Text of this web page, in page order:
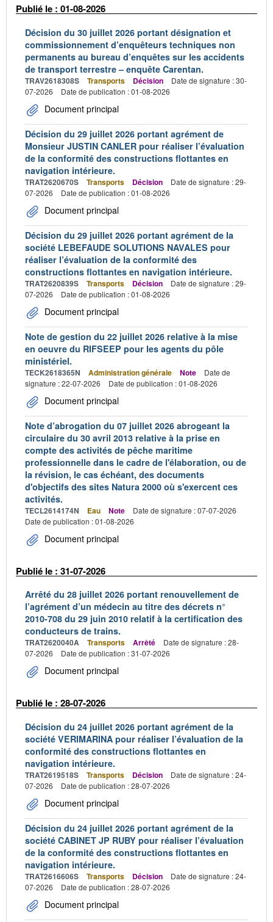
Publié le : 01-08-2026
Décision du 30 juillet 2026 portant désignation et
commissionnement d’enquêteurs techniques non
permanents au bureau d’enquêtes sur les accidents
de transport terrestre – enquête Carentan.
TRAV2618308S Transports Décision
Date de signature : 30-
07-2026
Date de publication : 01-08-2026
Document principal
Décision du 29 juillet 2026 portant agrément de
Monsieur JUSTIN CANLER pour réaliser l’évaluation
de la conformité des constructions flottantes en
navigation intérieure.
TRAT2620670S Transports Décision
Date de signature : 29-
07-2026
Date de publication : 01-08-2026
Document principal
Décision du 29 juillet 2026 portant agrément de la
société LEBEFAUDE SOLUTIONS NAVALES pour
réaliser l’évaluation de la conformité des
constructions flottantes en navigation intérieure.
TRAT2620839S Transports Décision
Date de signature : 29-
07-2026
Date de publication : 01-08-2026
Document principal
Note de gestion du 22 juillet 2026 relative à la mise
en oeuvre du RIFSEEP pour les agents du pôle
ministériel.
TECK2618365N Administration générale Note
Date de
signature : 22-07-2026
Date de publication : 01-08-2026
Document principal
Note d’abrogation du 07 juillet 2026 abrogeant la
circulaire du 30 avril 2013 relative à la prise en
compte des activités de pêche maritime
professionnelle dans le cadre de l'élaboration, ou de
la révision, le cas échéant, des documents
d'objectifs des sites Natura 2000 où s'exercent ces
activités.
TECL2614174N Eau Note
Date de signature : 07-07-2026
Date de publication : 01-08-2026
Document principal
Publié le : 31-07-2026
Arrêté du 28 juillet 2026 portant renouvellement de
l’agrément d’un médecin au titre des décrets n°
2010-708 du 29 juin 2010 relatif à la certification des
conducteurs de trains.
TRAT2620040A Transports Arrêté
Date de signature : 28-
07-2026
Date de publication : 31-07-2026
Document principal
Publié le : 28-07-2026
Décision du 24 juillet 2026 portant agrément de la
société VERIMARINA pour réaliser l’évaluation de la
conformité des constructions flottantes en
navigation intérieure.
TRAT2619518S Transports Décision
Date de signature : 24-
07-2026
Date de publication : 28-07-2026
Document principal
Décision du 24 juillet 2026 portant agrément de la
société CABINET JP RUBY pour réaliser l’évaluation
de la conformité des constructions flottantes en
navigation intérieure.
TRAT2616606S Transports Décision
Date de signature : 24-
07-2026
Date de publication : 28-07-2026
Document principal